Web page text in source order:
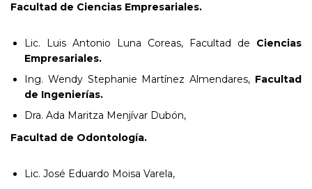
Facultad de Ciencias Empresariales.
Lic. Luis Antonio Luna Coreas, Facultad de Ciencias
Empresariales.
Ing. Wendy Stephanie Martínez Almendares, Facultad
de Ingenierías.
Dra. Ada Maritza Menjívar Dubón,
Facultad de Odontología.
Lic. José Eduardo Moisa Varela,